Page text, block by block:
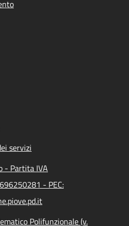
servizi
- Partita IVA
- PEC:
Polifunzionale (v.